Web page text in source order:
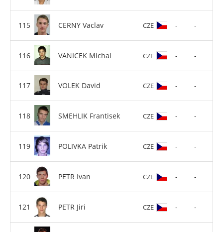
CERNY Vaclav CZE - -
VANICEK Michal CZE - -
VOLEK David CZE - -
SMEHLIK Frantisek CZE - -
POLIVKA Patrik CZE - -
PETR Ivan CZE - -
PETR Jiri CZE - -